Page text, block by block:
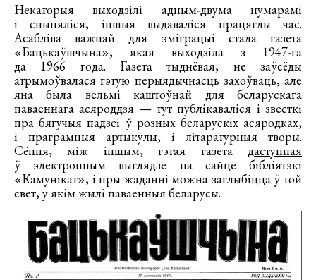
Некаторыя выходзілі адным-двума нумарамі
і спыняліся, іншыя выдаваліся працяглы час.
Асабліва важнай для эміграцыі стала газета
«Бацькаўшчына», якая выходзіла з 1947-га
да 1966 года. Газета тыднёвая, не заўсёды
атрымоўвалася гэтую перыядычнасць захоўваць, але
яна была вельмі каштоўнай для беларускага
паваеннага асяроддзя — тут публікаваліся і звесткі
пра бягучыя падзеі ў розных беларускіх асяродках,
і праграмныя артыкулы, і літаратурныя творы.
Сёння, між іншым, гэтая газета даступная
ў электронным выглядзе на сайце бібліятэкі
«Камунікат», і пры жаданні можна заглыбіцца ў той
свет, у якім жылі паваенныя беларусы.